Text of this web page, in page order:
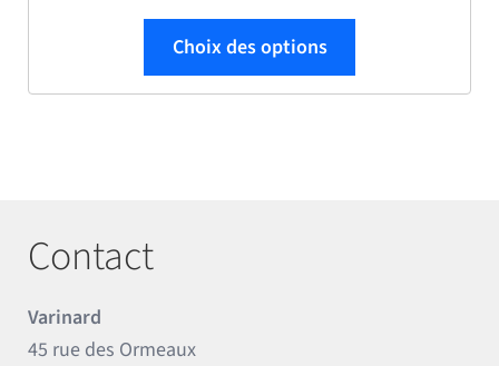
Choix des options
Contact
Varinard
45 rue des Ormeaux